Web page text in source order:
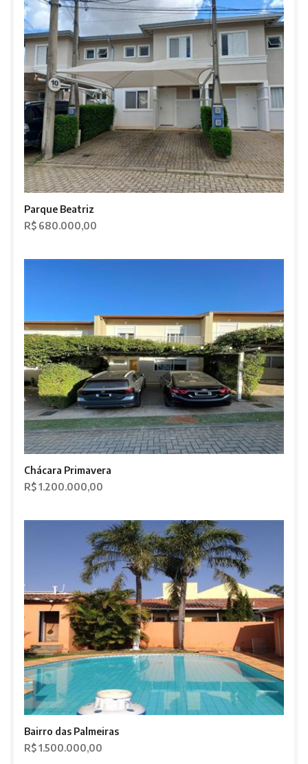
Parque Beatriz
R$ 680.000,00
Chácara Primavera
R$ 1.200.000,00
Bairro das Palmeiras
R$ 1.500.000,00